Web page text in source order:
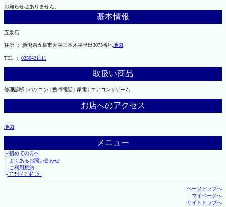
お知らせはありません。
基本情報
五泉店
住所 ： 新潟県五泉市大字三本木字早出3075番地地図
TEL ： 0250421111
取扱い商品
修理診断 | パソコン | 携帯電話 | 家電 | エアコン | ゲーム
お店へのアクセス
地図
メニュー
├初めての方へ
├ よくあるお問い合わせ
├ご利用規約
└ﾌﾟﾗｲﾊﾞｼｰﾎﾟﾘｼｰ
ページトップへ
マイページへ
サイトトップへ